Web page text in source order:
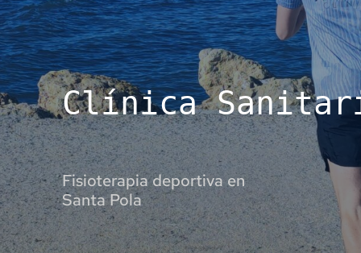
Clínica
Fisioterapia deportiva en
Santa Pola